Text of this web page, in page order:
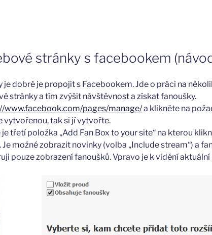
stránky s facebookem
dobré je propojit s Facebookem. Jde o práci na
stránky a tím zvýšit návštěvnost a získat fanoušky.
www.facebook.com/pages/manage/a klikněte na
vytvořenou, tak si jí vytvořte.
třetí položka „Add Fan Box to your site“ na kterou
možné zobrazit novinky (volba „Include stream“) a
pouze zobrazení fanoušků. Vpravo je k vidění aktuální